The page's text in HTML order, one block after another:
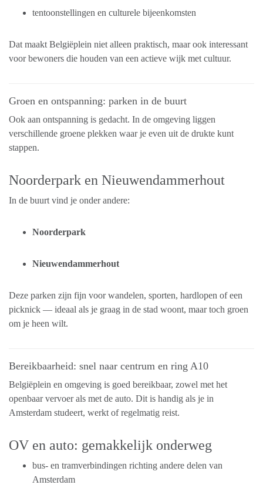
tentoonstellingen en culturele bijeenkomsten
Dat maakt Belgiëplein niet alleen praktisch, maar ook interessant
voor bewoners die houden van een actieve wijk met cultuur.
Groen en ontspanning: parken in de buurt
Ook aan ontspanning is gedacht. In de omgeving liggen
verschillende groene plekken waar je even uit de drukte kunt
stappen.
Noorderpark en Nieuwendammerhout
In de buurt vind je onder andere:
Noorderpark
Nieuwendammerhout
Deze parken zijn fijn voor wandelen, sporten, hardlopen of een
picknick — ideaal als je graag in de stad woont, maar toch groen
om je heen wilt.
Bereikbaarheid: snel naar centrum en ring A10
Belgiëplein en omgeving is goed bereikbaar, zowel met het
openbaar vervoer als met de auto. Dit is handig als je in
Amsterdam studeert, werkt of regelmatig reist.
OV en auto: gemakkelijk onderweg
bus- en tramverbindingen richting andere delen van
Amsterdam